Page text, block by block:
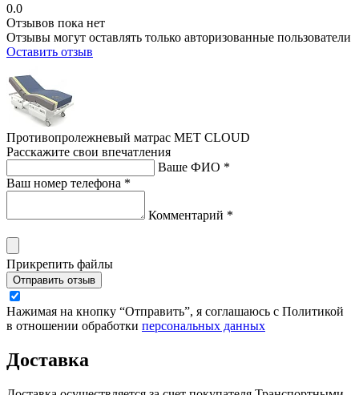
0.0
Отзывов пока нет
Отзывы могут оставлять только авторизованные пользователи
Оставить отзыв
Противопролежневый матрас MET CLOUD
Расскажите свои впечатления
Ваше ФИО *
Ваш номер телефона *
Комментарий *
Прикрепить файлы
Отправить отзыв
Нажимая на кнопку “Отправить”, я соглашаюсь с Политикой
в отношении обработки персональных данных
Доставка